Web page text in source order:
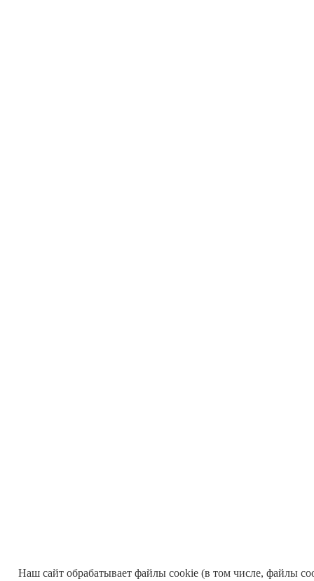
Наш сайт обрабатывает файлы cookie (в том числе, файлы